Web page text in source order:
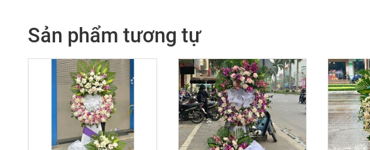
Sản phẩm tương tự